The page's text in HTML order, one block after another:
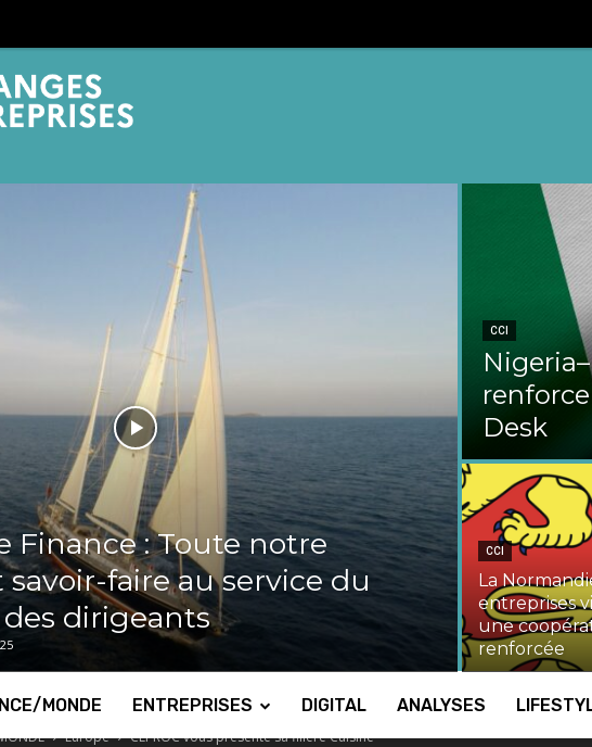
Finance : Toute notre
savoir-faire au service du
dirigeants
CCI
renforce
Desk
CCI
La
entreprises
une
renforcée
MONDE ENTREPRISES DIGITAL ANALYSES
Europe CEPROC vous présente sa filière Cuisine